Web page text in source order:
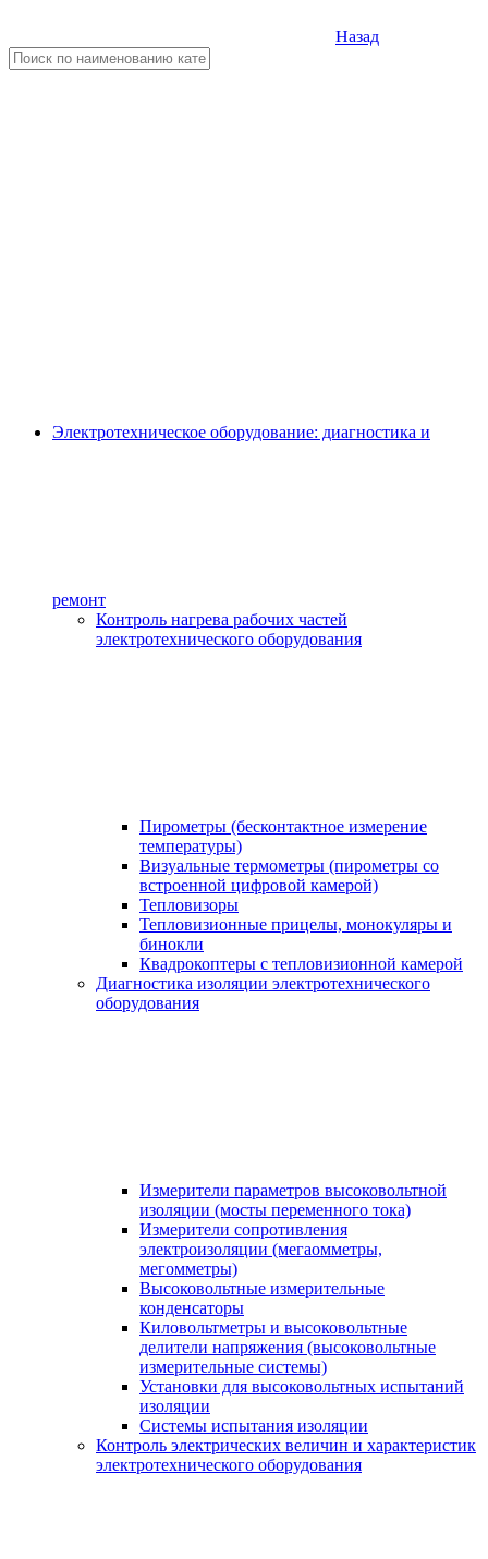
Назад
Электротехническое оборудование: диагностика и
ремонт
Контроль нагрева рабочих частей
электротехнического оборудования
Пирометры (бесконтактное измерение
температуры)
Визуальные термометры (пирометры со
встроенной цифровой камерой)
Тепловизоры
Тепловизионные прицелы, монокуляры и
бинокли
Квадрокоптеры с тепловизионной камерой
Диагностика изоляции электротехнического
оборудования
Измерители параметров высоковольтной
изоляции (мосты переменного тока)
Измерители сопротивления
электроизоляции (мегаомметры,
мегомметры)
Высоковольтные измерительные
конденсаторы
Киловольтметры и высоковольтные
делители напряжения (высоковольтные
измерительные системы)
Установки для высоковольтных испытаний
изоляции
Системы испытания изоляции
Контроль электрических величин и характеристик
электротехнического оборудования